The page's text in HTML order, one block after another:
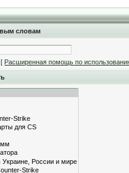
словам
[ Расширенная помощь по